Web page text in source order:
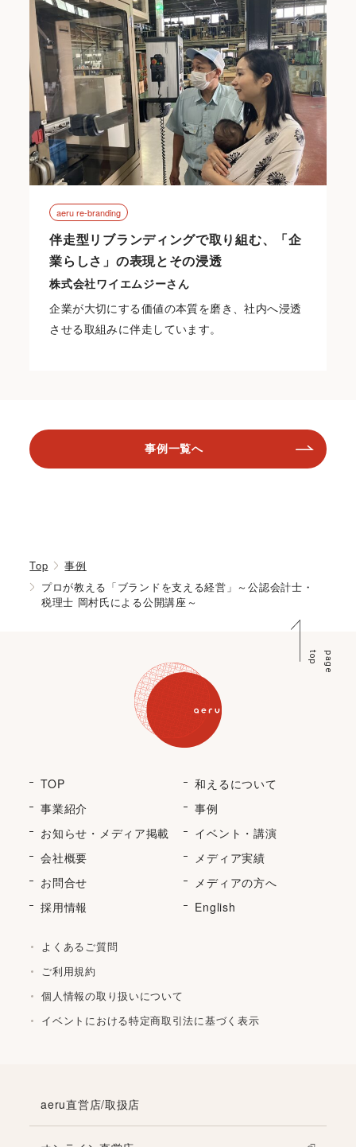
aeru re-branding
伴走型リブランディングで取り組む、「企
業らしさ」の表現とその浸透
株式会社ワイエムジーさん
企業が大切にする価値の本質を磨き、社内へ浸透
させる取組みに伴走しています。
事例一覧へ
Top
事例
プロが教える「ブランドを支える経営」～公認会計士・
税理士 岡村氏による公開講座～
p
a
g
e
t
o
p
TOP
和えるについて
事業紹介
事例
お知らせ・メディア掲載
イベント・講演
会社概要
メディア実績
お問合せ
メディアの方へ
採用情報
English
よくあるご質問
ご利用規約
個人情報の取り扱いについて
イベントにおける特定商取引法に基づく表示
aeru直営店/取扱店